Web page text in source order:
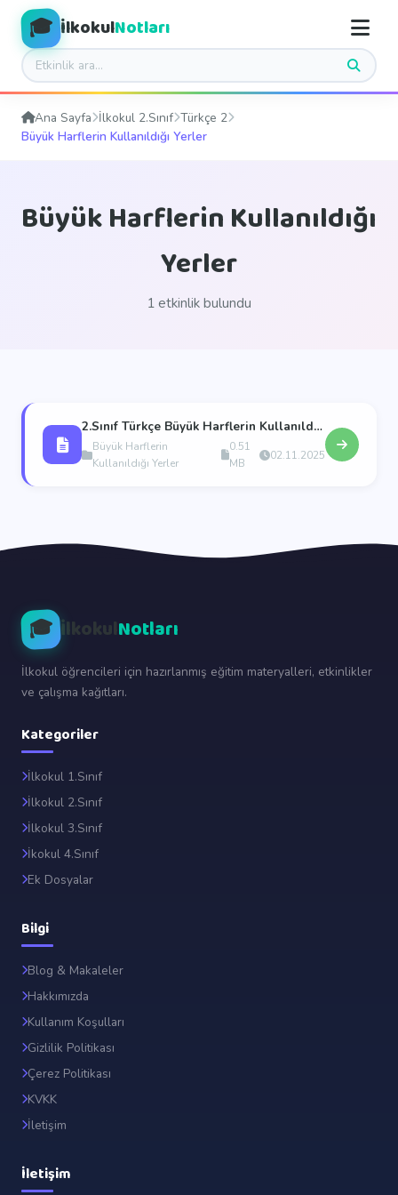
🎓 İlkokulNotları
Ana Sayfa İlkokul 2.Sınıf Türkçe 2
Büyük Harflerin Kullanıldığı Yerler
Büyük Harflerin Kullanıldığı
Yerler
1 etkinlik bulundu
2.Sınıf Türkçe Büyük Harflerin Kullanıldığı Yerler
Büyük Harflerin
Kullanıldığı Yerler
0.51
MB
02.11.2025
🎓 İlkokulNotları
İlkokul öğrencileri için hazırlanmış eğitim materyalleri, etkinlikler
ve çalışma kağıtları.
Kategoriler
İlkokul 1.Sınıf
İlkokul 2.Sınıf
İlkokul 3.Sınıf
İkokul 4.Sınıf
Ek Dosyalar
Bilgi
Blog & Makaleler
Hakkımızda
Kullanım Koşulları
Gizlilik Politikası
Çerez Politikası
KVKK
İletişim
İletişim